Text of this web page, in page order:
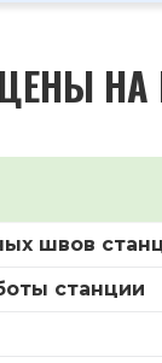
ЦЕНЫ НА
швов
станции